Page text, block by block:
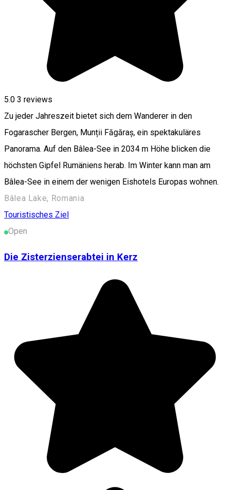
5.0 3 reviews
Zu jeder Jahreszeit bietet sich dem Wanderer in den
Fogarascher Bergen, Munții Făgăraș, ein spektakuläres
Panorama. Auf den Bâlea-See in 2034 m Höhe blicken die
höchsten Gipfel Rumäniens herab. Im Winter kann man am
Bâlea-See in einem der wenigen Eishotels Europas wohnen.
Bâlea Lake, Romania
Touristisches Ziel
Open
Die Zisterzienserabtei in Kerz